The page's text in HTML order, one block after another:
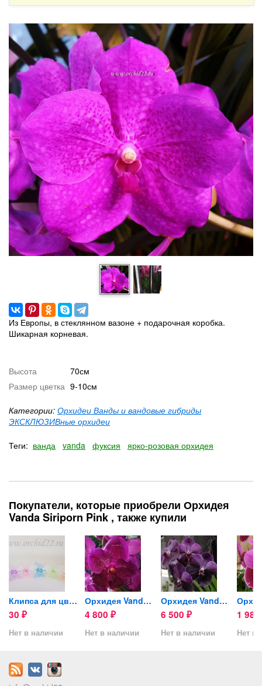
Из Европы, в стеклянном вазоне + подарочная коробка.
Шикарная корневая.
Высота
70см
Размер цветка 9-10см
Категории: Орхидеи Ванды и вандовые гибриды
ЭКСКЛЮЗИВные орхидеи
Теги: ванда vanda фуксия ярко-розовая орхидея
Покупатели, которые приобрели Орхидея
Vanda Siriporn Pink , также купили
Клипса для цветоноса...
30 ₽
Нет в наличии
Орхидея Vanda Sumathi Burgundy
4 800 ₽
Нет в наличии
Орхидея Vanda Robert...
6 500 ₽
Нет в наличии
1 980
Нет в